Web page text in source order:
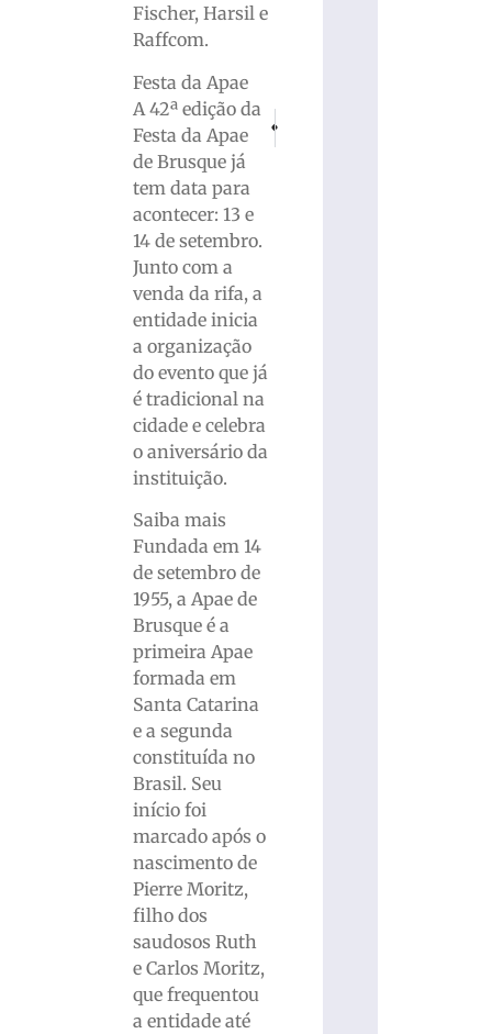
Fischer, Harsil e
Raffcom.
Festa da Apae
A 42ª edição da
Festa da Apae
de Brusque já
tem data para
acontecer: 13 e
14 de setembro.
Junto com a
venda da rifa, a
entidade inicia
a organização
do evento que já
é tradicional na
cidade e celebra
o aniversário da
instituição.
Saiba mais
Fundada em 14
de setembro de
1955, a Apae de
Brusque é a
primeira Apae
formada em
Santa Catarina
e a segunda
constituída no
Brasil. Seu
início foi
marcado após o
nascimento de
Pierre Moritz,
filho dos
saudosos Ruth
e Carlos Moritz,
que frequentou
a entidade até
PRÓXIMO